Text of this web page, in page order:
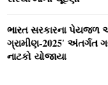
ભારત સરકારના પેયજળ
ગ્રામીણ-2025′ અંતર્ગત
નાટકો યોજાયા